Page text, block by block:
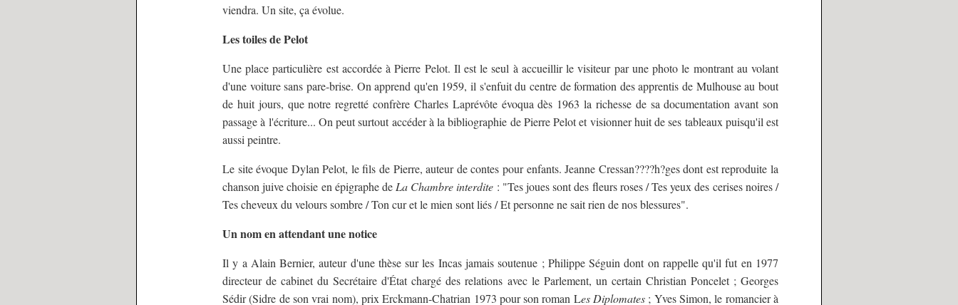
viendra. Un site, ça évolue.
Les toiles de Pelot
Une place particulière est accordée à Pierre Pelot. Il est le seul à accueillir le visiteur par une photo le montrant au volant
d'une voiture sans pare-brise. On apprend qu'en 1959, il s'enfuit du centre de formation des apprentis de Mulhouse au bout
de huit jours, que notre regretté confrère Charles Laprévôte évoqua dès 1963 la richesse de sa documentation avant son
passage à l'écriture... On peut surtout accéder à la bibliographie de Pierre Pelot et visionner huit de ses tableaux puisqu'il est
aussi peintre.
Le site évoque Dylan Pelot, le fils de Pierre, auteur de contes pour enfants. Jeanne Cressan????h?ges dont est reproduite la
chanson juive choisie en épigraphe de La Chambre interdite : "Tes joues sont des fleurs roses / Tes yeux des cerises noires /
Tes cheveux du velours sombre / Ton cur et le mien sont liés / Et personne ne sait rien de nos blessures".
Un nom en attendant une notice
Il y a Alain Bernier, auteur d'une thèse sur les Incas jamais soutenue ; Philippe Séguin dont on rappelle qu'il fut en 1977
directeur de cabinet du Secrétaire d'État chargé des relations avec le Parlement, un certain Christian Poncelet ; Georges
Sédir (Sidre de son vrai nom), prix Erckmann-Chatrian 1973 pour son roman Les Diplomates ; Yves Simon, le romancier à